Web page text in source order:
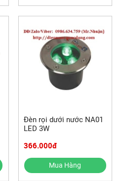
Đèn rọi dưới nước NA01
LED 3W
366.000đ
Mua Hàng